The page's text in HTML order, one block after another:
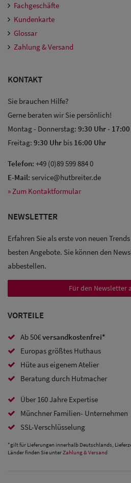
Sale: Caps
Baseball
Sale:
Trucker
Caps
mit
Ohrenschutz
Fachgeschäfte
Kundenkarte
Glossar
Zahlung & Versand
KONTAKT
Sie brauchen Hilfe?
Gerne beraten wir Sie persönlich!
Montag - Donnerstag: 9:30 Uhr-
Freitag: 9:30 Uhr bis 16:00 Uhr
Telefon: +49 (0)89 599 884 0
E-Mail: service@hutbreiter.de
» Zum Kontaktformular
NEWSLETTER
Erfahren Sie als erste von neuen
besten Angebote. Sie können den
abbestellen.
Für den Newsletter
VORTEILE
Ab 50€versandkostenfrei*
Europas größtes Huthaus
Hüte aus eigenem Atelier
Beratung durch Hutmacher
Über 160 Jahre Expertise
Münchner Familien- Unternehmen
SSL-Verschlüsselung
*gilt für Lieferungen innerhalb Deutschlands,
Länder finden Sie unterZahlung & Versand